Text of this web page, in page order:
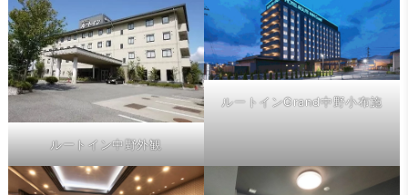
ルートイン中野外観
ルートインGrand中野小布施